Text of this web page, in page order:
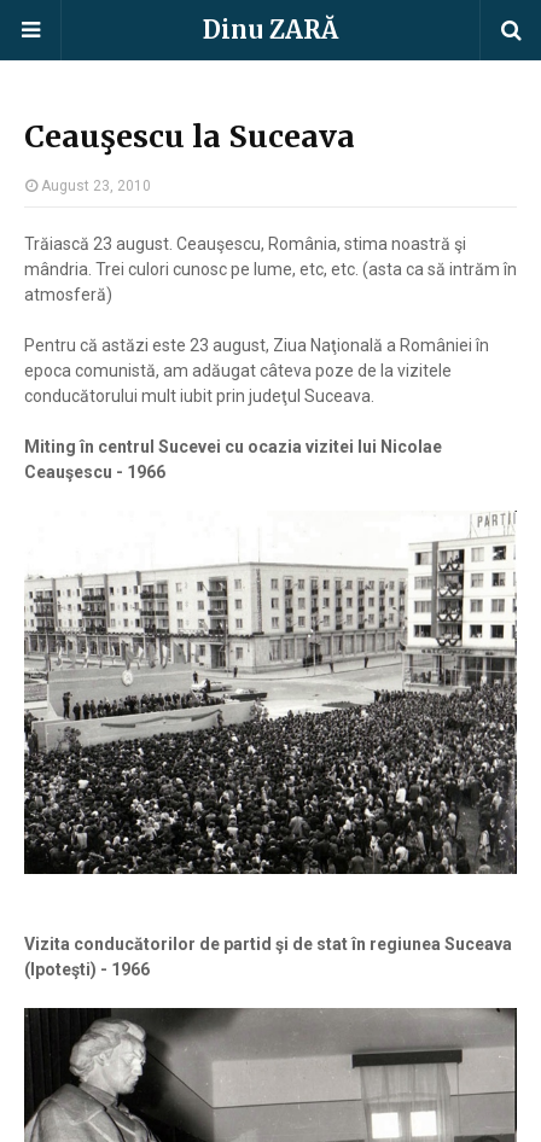
Dinu ZARĂ
Ceauşescu la Suceava
August 23, 2010
Trăiască 23 august. Ceauşescu, România, stima noastră şi
mândria. Trei culori cunosc pe lume, etc, etc. (asta ca să intrăm în
atmosferă)
Pentru că astăzi este 23 august, Ziua Naţională a României în
epoca comunistă, am adăugat câteva poze de la vizitele
conducătorului mult iubit prin judeţul Suceava.
Miting în centrul Sucevei cu ocazia vizitei lui Nicolae
Ceauşescu - 1966
Vizita conducătorilor de partid şi de stat în regiunea Suceava
(Ipoteşti) - 1966